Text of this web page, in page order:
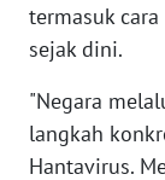
termasuk
sejak dini.
"Negara
langkah
Hantavirus.
WN
NTT
WN
KEPRI